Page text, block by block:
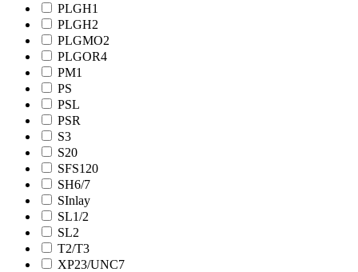
PLGH1
PLGH2
PLGMO2
PLGOR4
PM1
PS
PSL
PSR
S3
S20
SFS120
SH6/7
SInlay
SL1/2
SL2
T2/T3
XP23/UNC7